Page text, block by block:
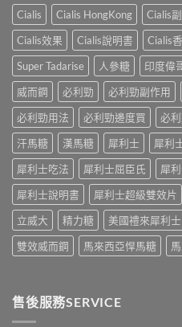
你
真
相，
備
孕
男
必
讀〉
真
實
體
驗
＋
醫
真
相
大
開〉
中
法
與
印
度
Levifil-
20〉
與
副
作
用：
果
凍
嘅
速
效
術
要
打
折
讀〉
Cialis Cialis HongKong Cialis
Cialis效果
Cialis說明書 Cialis
Super Tadarise
人參糖 印度偉
威而鋼
必利勁 必利勁副作用
必利勁用法
必利勁邊度買 必
汗馬糖
漢馬糖 犀利士 犀利
犀利士吃法
犀利士屈臣氏 犀
犀利士說明書
犀利士超級雙效片
立威大
精力糖 美國禮來犀利士
雙效威而鋼
馬來西亞悍馬糖
售後服務SERVICE